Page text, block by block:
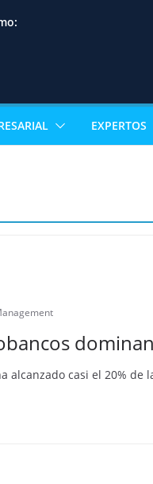
EXPERTOS
alcanzado casi el 20%